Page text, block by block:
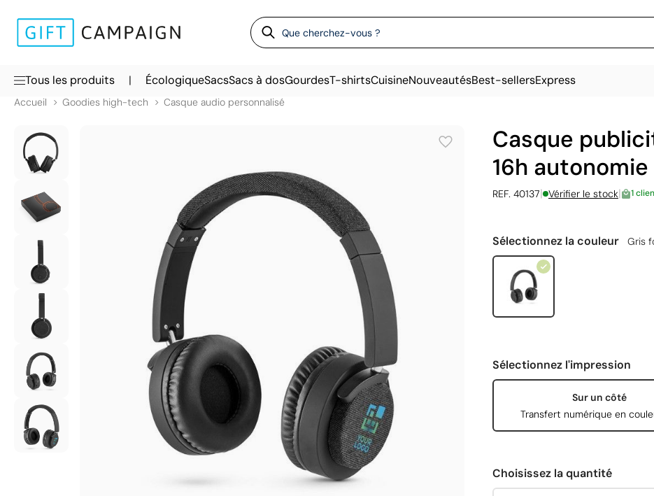
Tous les produits | ÉcologiqueSacsSacs à dosGourdesT-shirtsCuisineNouveautésBest-sellersExpress
Accueil Goodies high-tech Casque audio personnalisé
Casque
16h autonomie
REF. 40137| Vérifier le stock| 1
Sélectionnez la couleur Gris
Sélectionnez l'impression
Sur un côté
Transfert numérique en
Choisissez la quantité